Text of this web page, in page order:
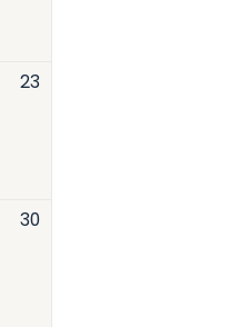
23
30